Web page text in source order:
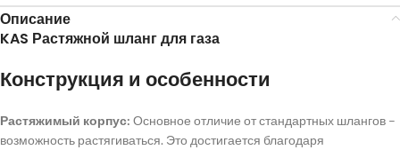
Описание
KAS Растяжной шланг для газа
Конструкция и особенности
Растяжимый корпус: Основное отличие от стандартных шлангов –
возможность растягиваться. Это достигается благодаря